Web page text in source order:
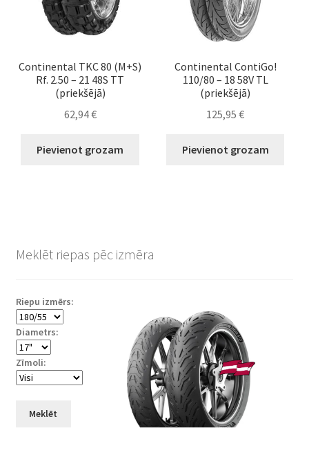
Continental TKC 80 (M+S)
Rf. 2.50 – 21 48S TT
(priekšējā)
62,94€
Pievienot grozam
Continental ContiGo!
110/80 – 18 58V TL
(priekšējā)
125,95€
Pievienot grozam
Meklēt riepas pēc izmēra
Riepu izmērs:
Diametrs:
Zīmoli:
Meklēt